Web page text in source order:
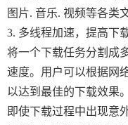
图片. 音乐. 视频等各类
3. 多线程加速，提高下
将一个下载任务分割成
速度。用户可以根据网
以达到最佳的下载效果
即使下载过程中出现意